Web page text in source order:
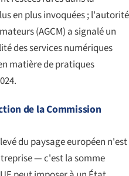
en plus invoquées ; l'autorité
(AGCM) a signalé un
des services numériques
matière de pratiques
de la Commission
du paysage européen n'est
— c'est la somme